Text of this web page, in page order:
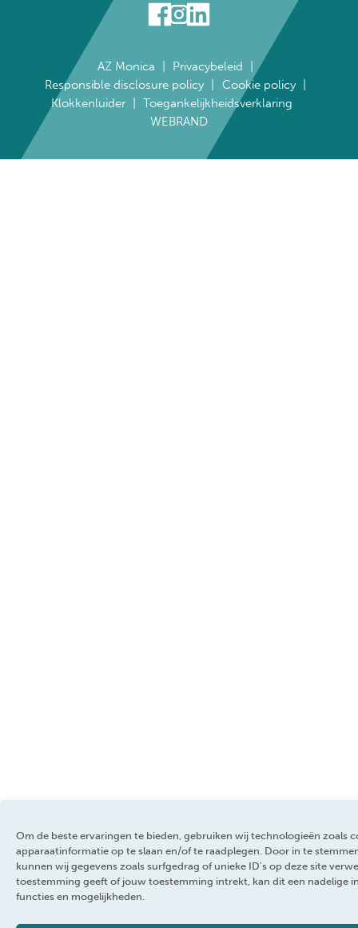
Om de beste ervaringen te bieden, gebruiken wij technologieën zoals
apparaatinformatie op te slaan en/of te raadplegen. Door in te
kunnen wij gegevens zoals surfgedrag of unieke ID's op deze site
toestemming geeft of jouw toestemming intrekt, kan dit een nadelige
functies en mogelijkheden.
AZ Monica
Privacybeleid
Responsible disclosure policy
Cookie policy
Klokkenluider
Toegankelijkheidsverklaring
WEBRAND